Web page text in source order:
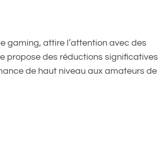
gaming, attire l’attention avec des
propose des réductions significatives
de haut niveau aux amateurs de